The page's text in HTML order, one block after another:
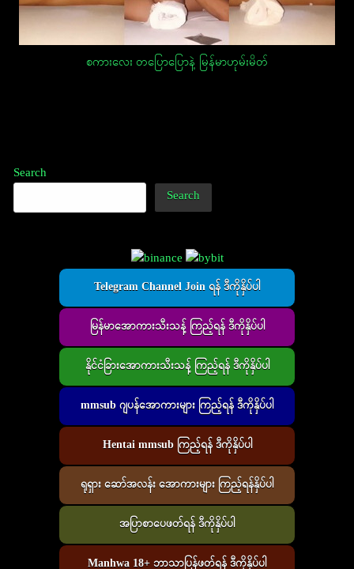
စကားလေး တပြောပြောနဲ့ မြန်မာဟုမ်းမိတ်
Search
Search
Telegram Channel Join ရန် ဒီကိုနှိပ်ပါ
မြန်မာအောကားသီးသန့် ကြည့်ရန် ဒီကိုနှိပ်ပါ
နိုင်ငံခြားအောကားသီးသန့် ကြည့်ရန် ဒီကိုနှိပ်ပါ
mmsub ဂျပန်အောကားများ ကြည့်ရန် ဒီကိုနှိပ်ပါ
Hentai mmsub ကြည့်ရန် ဒီကိုနှိပ်ပါ
ရုရှား ဆော်အလန်း အောကားများ ကြည့်ရန်နှိပ်ပါ
အပြာစာပေဖတ်ရန် ဒီကိုနှိပ်ပါ
Manhwa 18+ ဘာသာပြန်ဖတ်ရန် ဒီကိုနှိပ်ပါ